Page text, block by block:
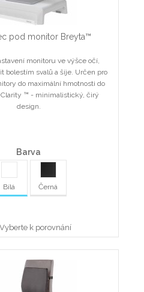
pod monitor Breyta™
monitoru ve výšce očí,
bolestím svalů a šíje. Určen pro
do maximální hmotnosti do
Clarity ™ - minimalistický, čirý
design.
Barva
Bílá Černá
Vyberte k porovnání